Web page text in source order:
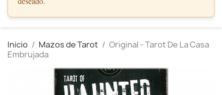
Inicio Mazos de Tarot
Original - Tarot De La Casa
Embrujada